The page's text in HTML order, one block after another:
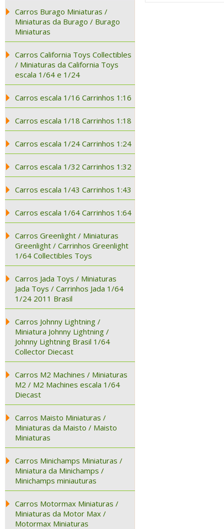
Carros Burago Miniaturas /
Miniaturas da Burago / Burago
Miniaturas
Carros California Toys Collectibles
/ Miniaturas da California Toys
escala 1/64 e 1/24
Carros escala 1/16 Carrinhos 1:16
Carros escala 1/18 Carrinhos 1:18
Carros escala 1/24 Carrinhos 1:24
Carros escala 1/32 Carrinhos 1:32
Carros escala 1/43 Carrinhos 1:43
Carros escala 1/64 Carrinhos 1:64
Carros Greenlight / Miniaturas
Greenlight / Carrinhos Greenlight
1/64 Collectibles Toys
Carros Jada Toys / Miniaturas
Jada Toys / Carrinhos Jada 1/64
1/24 2011 Brasil
Carros Johnny Lightning /
Miniatura Johnny Lightning /
Johnny Lightning Brasil 1/64
Collector Diecast
Carros M2 Machines / Miniaturas
M2 / M2 Machines escala 1/64
Diecast
Carros Maisto Miniaturas /
Miniaturas da Maisto / Maisto
Miniaturas
Carros Minichamps Miniaturas /
Miniatura da Minichamps /
Minichamps miniauturas
Carros Motormax Miniaturas /
Miniaturas da Motor Max /
Motormax Miniaturas